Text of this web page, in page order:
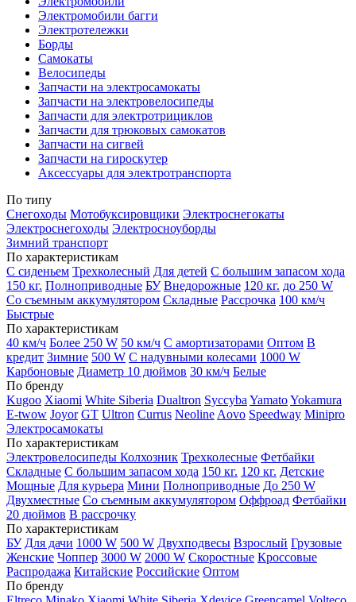
Электромобили багги
Электротележки
Борды
Самокаты
Велосипеды
Запчасти на электросамокаты
Запчасти на электровелосипеды
Запчасти для электротрициклов
Запчасти для трюковых самокатов
Запчасти на сигвей
Запчасти на гироскутер
Аксессуары для электротранспорта
По типу
Снегоходы Мотобуксировщики Электроснегокаты
Электроснегоходы Электросноуборды
Зимний транспорт
По характеристикам
С сиденьем Трехколесный Для детей С большим запасом хода
150 кг. Полноприводные БУ Внедорожные 120 кг. до 250 W
Со съемным аккумулятором Складные Рассрочка 100 км/ч
Быстрые
По характеристикам
40 км/ч Более 250 W 50 км/ч С амортизаторами Оптом В
кредит Зимние 500 W С надувными колесами 1000 W
Карбоновые Диаметр 10 дюймов 30 км/ч Белые
По бренду
Kugoo Xiaomi White Siberia Dualtron Syccyba YamatoYokamura
E-twow Joyor GT Ultron Currus Neoline Aovo Speedway Minipro
Электросамокаты
По характеристикам
Электровелосипеды Колхозник Трехколесные Фетбайки
Складные С большим запасом хода 150 кг. 120 кг. Детские
Мощные Для курьера Мини Полноприводные До 250 W
Двухместные Со съемным аккумулятором Оффроад Фетбайки
20 дюймов В рассрочку
По характеристикам
БУ Для дачи 1000 W 500 W Двухподвесы Взрослый Грузовые
Женские Чоппер 3000 W 2000 W Скоростные Кроссовые
Распродажа Китайские Российские Оптом
По бренду